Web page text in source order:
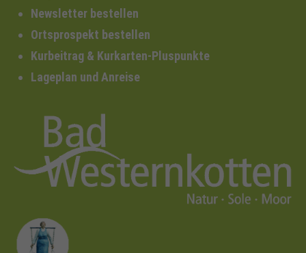
Newsletter bestellen
Ortsprospekt bestellen
Kurbeitrag & Kurkarten-Pluspunkte
Lageplan und Anreise